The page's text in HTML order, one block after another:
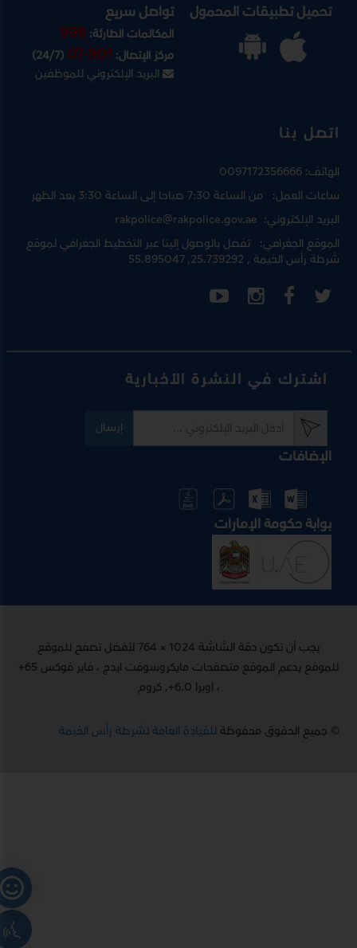
تحميل تطبيقات المحمول تواصل سريع
المكالمات الطارئة:999
مركز الإتصال:07-901
(24/7)
البريد الإلكتروني للموظفين
اتصل بنا
الهاتف:0097172356666
ساعات العمل: من الساعة 7:30 صباحا إلى الساعة 3:30 بعد الظهر
البريد الإلكتروني:rakpolice@rakpolice.gov.ae
الموقع الجغرافي: تفضل بالوصول إلينا عبرالتخطيط الجغرافي لموقع
شرطة رأس الخيمة, 25.739292, 55.895047
اشترك في النشرة الأخبارية
إرسال
الإضافات
بوابة حكومة الإمارات
يجب أن تكون دقة الشاشة 1024 × 764 لأفضل تصفح للموقع
للموقع يدعم الموقع متصفحات مايكروسوفت ايدج ، فاير فوكس 65+
، اوبرا 6.0+, كروم
© جميع الحقوق محفوظةللقيادة العامة لشرطة رأس الخيمة